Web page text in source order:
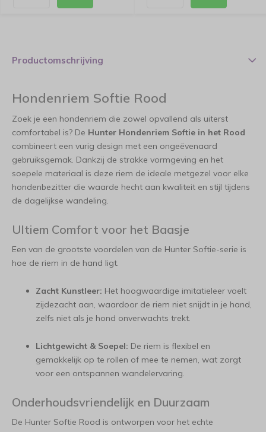
Productomschrijving
Hondenriem Softie Rood
Zoek je een hondenriem die zowel opvallend als uiterst
comfortabel is? De Hunter Hondenriem Softie in het Rood
combineert een vurig design met een ongeëvenaard
gebruiksgemak. Dankzij de strakke vormgeving en het
soepele materiaal is deze riem de ideale metgezel voor elke
hondenbezitter die waarde hecht aan kwaliteit en stijl tijdens
de dagelijkse wandeling.
Ultiem Comfort voor het Baasje
Een van de grootste voordelen van de Hunter Softie-serie is
hoe de riem in de hand ligt.
Zacht Kunstleer: Het hoogwaardige imitatieleer voelt
zijdezacht aan, waardoor de riem niet snijdt in je hand,
zelfs niet als je hond onverwachts trekt.
Lichtgewicht & Soepel: De riem is flexibel en
gemakkelijk op te rollen of mee te nemen, wat zorgt
voor een ontspannen wandelervaring.
Onderhoudsvriendelijk en Duurzaam
De Hunter Softie Rood is ontworpen voor het echte